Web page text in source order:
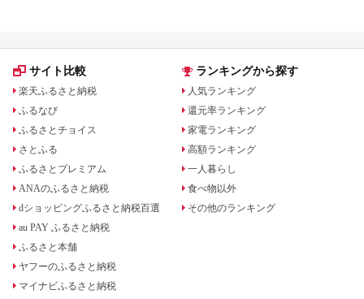
サイト比較
楽天ふるさと納税
ふるなび
ふるさとチョイス
さとふる
ふるさとプレミアム
ANAのふるさと納税
dショッピングふるさと納税百選
au PAY ふるさと納税
ふるさと本舗
ヤフーのふるさと納税
マイナビふるさと納税
ランキングから探す
人気ランキング
還元率ランキング
家電ランキング
高額ランキング
一人暮らし
食べ物以外
その他のランキング